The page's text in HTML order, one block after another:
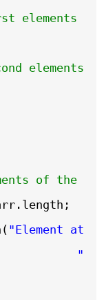
elements
elements
of the
"Element at
"